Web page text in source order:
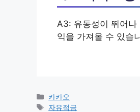
A3: 유동성이 뛰어나
익을 가져올 수 있습
카
테
카카오
태
자유적금